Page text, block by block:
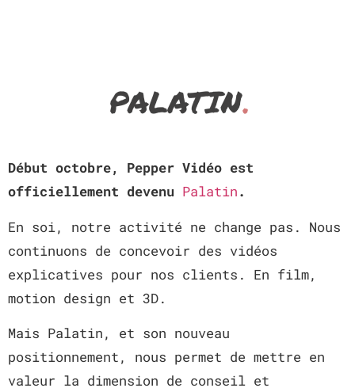
Début octobre, Pepper Vidéo est
officiellement devenu Palatin.
En soi, notre activité ne change pas. Nous
continuons de concevoir des vidéos
explicatives pour nos clients. En film,
motion design et 3D.
Mais Palatin, et son nouveau
positionnement, nous permet de mettre en
valeur la dimension de conseil et